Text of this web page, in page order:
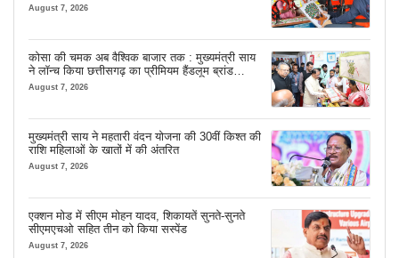
August 7, 2026
कोसा की चमक अब वैश्विक बाजार तक : मुख्यमंत्री साय
ने लॉन्च किया छत्तीसगढ़ का प्रीमियम हैंडलूम ब्रांड
‘कोशल फैब’
August 7, 2026
मुख्यमंत्री साय ने महतारी वंदन योजना की 30वीं किश्त की
राशि महिलाओं के खातों में की अंतरित
August 7, 2026
एक्शन मोड में सीएम मोहन यादव, शिकायतें सुनते-सुनते
सीएमएचओ सहित तीन को किया सस्पेंड
August 7, 2026